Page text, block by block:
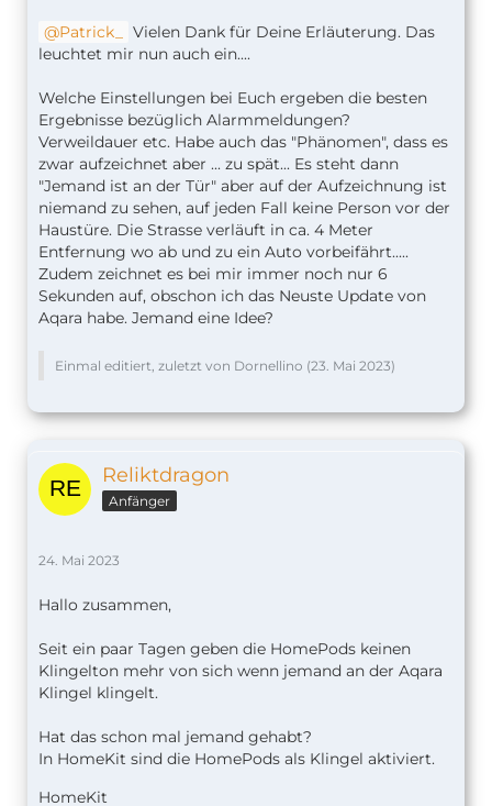
Patrick_
Vielen Dank für Deine Erläuterung. Das
leuchtet mir nun auch ein....
Welche Einstellungen bei Euch ergeben die besten
Ergebnisse bezüglich Alarmmeldungen?
Verweildauer etc. Habe auch das "Phänomen", dass es
zwar aufzeichnet aber ... zu spät... Es steht dann
"Jemand ist an der Tür" aber auf der Aufzeichnung ist
niemand zu sehen, auf jeden Fall keine Person vor der
Haustüre. Die Strasse verläuft in ca. 4 Meter
Entfernung wo ab und zu ein Auto vorbeifährt.....
Zudem zeichnet es bei mir immer noch nur 6
Sekunden auf, obschon ich das Neuste Update von
Aqara habe. Jemand eine Idee?
Einmal editiert, zuletzt von Dornellino (23. Mai 2023)
Reliktdragon
Anfänger
24. Mai 2023
Hallo zusammen,
Seit ein paar Tagen geben die HomePods keinen
Klingelton mehr von sich wenn jemand an der Aqara
Klingel klingelt.
Hat das schon mal jemand gehabt?
In HomeKit sind die HomePods als Klingel aktiviert.
HomeKit